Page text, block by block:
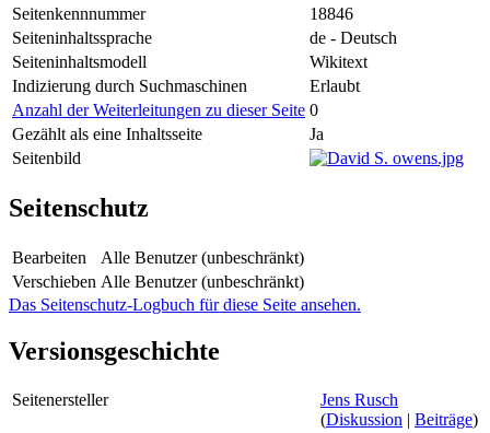
Seitenkennnummer
18846
Seiteninhaltssprache
de - Deutsch
Seiteninhaltsmodell
Wikitext
Indizierung durch Suchmaschinen
Erlaubt
Anzahl der Weiterleitungen zu dieser Seite 0
Gezählt als eine Inhaltsseite
Ja
Seitenbild
Seitenschutz
Bearbeiten
Alle Benutzer (unbeschränkt)
Verschieben Alle Benutzer (unbeschränkt)
Das Seitenschutz-Logbuch für diese Seite ansehen.
Versionsgeschichte
Seitenersteller
Jens Rusch
(Diskussion Beiträge)